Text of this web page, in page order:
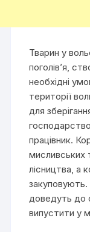
Тварин у
поголів’я,
необхідні
території
для
працівник.
мисливських
лісництва, а
закуповують.
доведуть до
випустити у